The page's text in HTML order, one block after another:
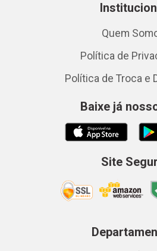
Quem
Política de
Política de Troca e
Baixe já
Site